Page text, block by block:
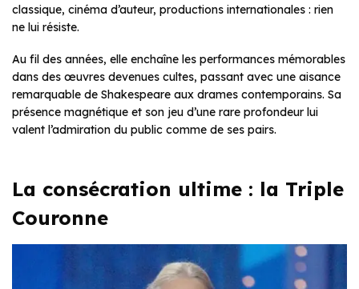
classique, cinéma d’auteur, productions internationales : rien
ne lui résiste.
Au fil des années, elle enchaîne les performances mémorables
dans des œuvres devenues cultes, passant avec une aisance
remarquable de Shakespeare aux drames contemporains. Sa
présence magnétique et son jeu d’une rare profondeur lui
valent l’admiration du public comme de ses pairs.
La consécration ultime : la Triple
Couronne